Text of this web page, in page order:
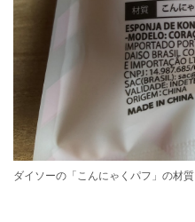
ダイソーの「こんにゃくパフ」の材質